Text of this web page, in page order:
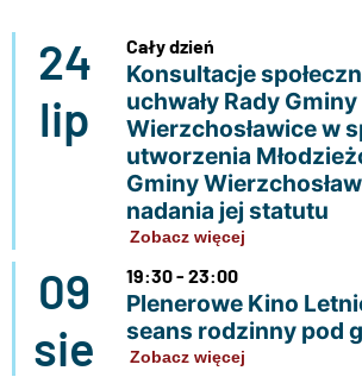
24
lip
Cały dzień
Konsultacje
uchwały Rady Gminy
Wierzchosławice w
utworzenia
Gminy
nadania jej statutu
Zobacz więcej
09
sie
19:30 - 23:00
Plenerowe Kino
seans rodzinny pod
Zobacz więcej